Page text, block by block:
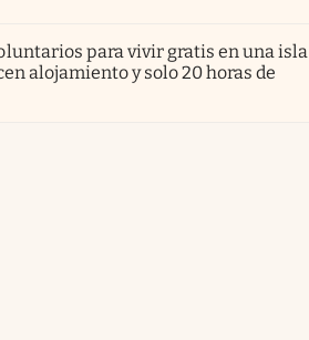
para vivir gratis en una isla
alojamiento y solo 20 horas de